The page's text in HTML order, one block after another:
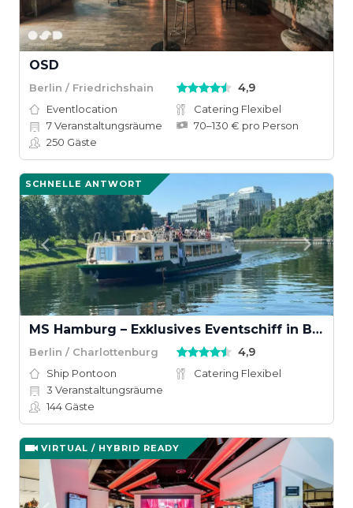
OSD
Berlin / Friedrichshain 4,9
Eventlocation
Catering Flexibel
7Veranstaltungsräume
70–130 € pro Person
250 Gäste
SCHNELLE ANTWORT
MS Hamburg – Exklusives Eventschiff in Berlin
Berlin / Charlottenburg 4,9
Ship Pontoon
Catering Flexibel
3 Veranstaltungsräume
144 Gäste
VIRTUAL / HYBRID READY